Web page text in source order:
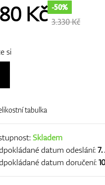
Kč -50%
3.330 Kč
si
tabulka
Skladem
datum odeslání:
datum doručení: